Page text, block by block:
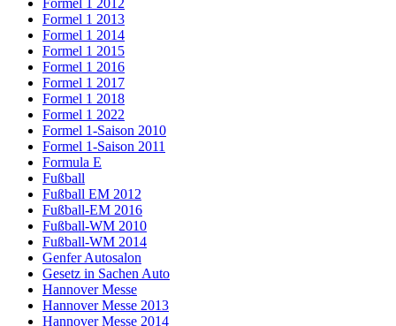
Formel 1 2012
Formel 1 2013
Formel 1 2014
Formel 1 2015
Formel 1 2016
Formel 1 2017
Formel 1 2018
Formel 1 2022
Formel 1-Saison 2010
Formel 1-Saison 2011
Formula E
Fußball
Fußball EM 2012
Fußball-EM 2016
Fußball-WM 2010
Fußball-WM 2014
Genfer Autosalon
Gesetz in Sachen Auto
Hannover Messe
Hannover Messe 2013
Hannover Messe 2014